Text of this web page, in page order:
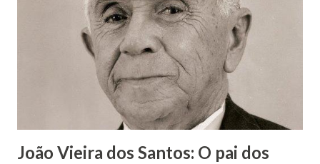
João Vieira dos Santos: O pai dos